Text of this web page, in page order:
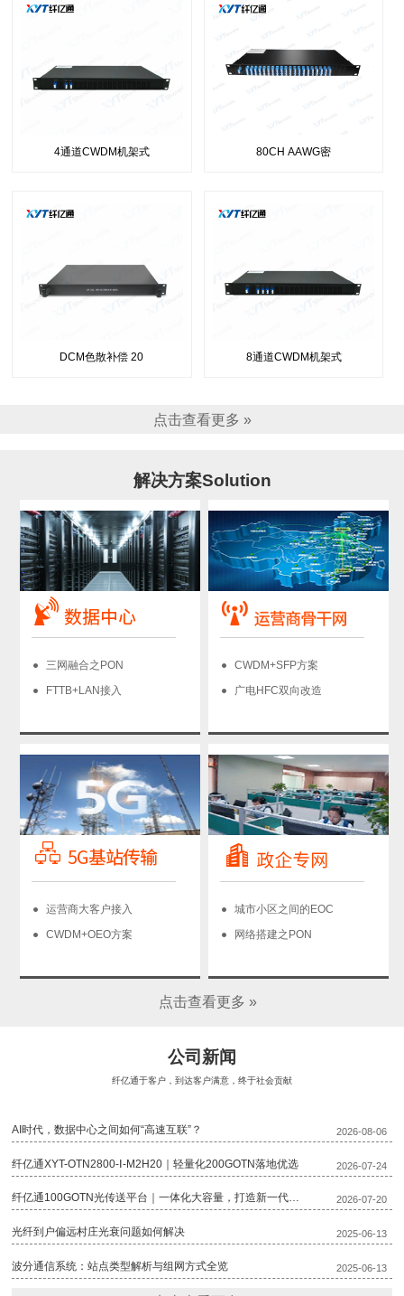
4通道CWDM机架式 80CH AAWG密
DCM色散补偿 20 8通道CWDM机架式
点击查看更多 »
解决方案Solution
三网融合之PON
FTTB+LAN接入
CWDM+SFP方案
广电HFC双向改造
运营商大客户接入
CWDM+OEO方案
城市小区之间的EOC
网络搭建之PON
点击查看更多 »
公司新闻
纤亿通于客户，到达客户满意，终于社会贡献
AI时代，数据中心之间如何“高速互联”？ 2026-08-06
纤亿通XYT-OTN2800-Ⅰ-M2H20｜轻量化200GOTN落地优选 2026-07-24
纤亿通100GOTN光传送平台｜一体化大容量，打造新一代骨干传输底座 2026-07-20
光纤到户偏远村庄光衰问题如何解决 2025-06-13
波分通信系统：站点类型解析与组网方式全览 2025-06-13